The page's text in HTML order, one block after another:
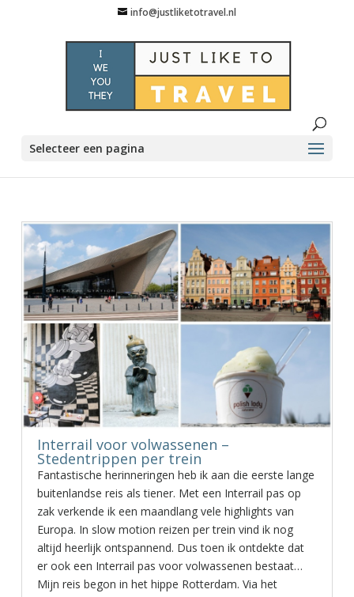
info@justliketotravel.nl
Selecteer een pagina
Interrail voor volwassenen –
Stedentrippen per trein
Fantastische herinneringen heb ik aan die eerste lange
buitenlandse reis als tiener. Met een Interrail pas op
zak verkende ik een maandlang vele highlights van
Europa. In slow motion reizen per trein vind ik nog
altijd heerlijk ontspannend. Dus toen ik ontdekte dat
er ook een Interrail pas voor volwassenen bestaat…
Mijn reis begon in het hippe Rotterdam. Via het